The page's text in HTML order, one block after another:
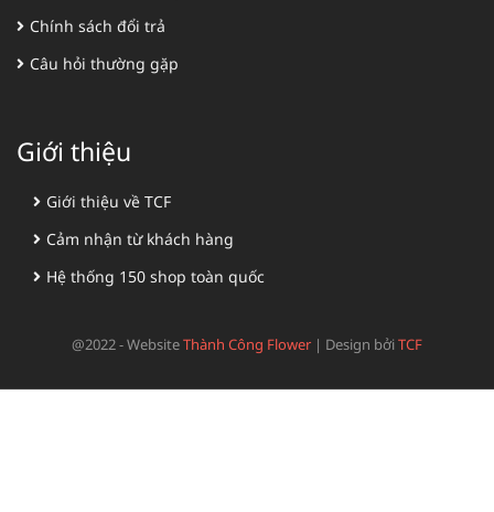
Chính sách đổi trả
Câu hỏi thường gặp
Giới thiệu
Giới thiệu về TCF
Cảm nhận từ khách hàng
Hệ thống 150 shop toàn quốc
@2022 - WebsiteThành Công Flower | Design bởiTCF